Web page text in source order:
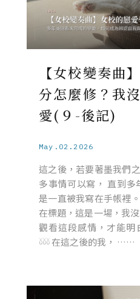
【女校變奏曲
分怎麼修？我
愛(９-後記)
May.02.2026
這之後，若要著墨我們
多事情可以寫， 直到
是一直被我寫在手帳裡
在標題，這是一場，我
觀看這段感情，才能明
𓍱𓍱𓍱 在這之後的我， ……